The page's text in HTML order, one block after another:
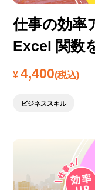
仕事の効率
Excel 関数
¥4,400(税込)
ビジネススキル